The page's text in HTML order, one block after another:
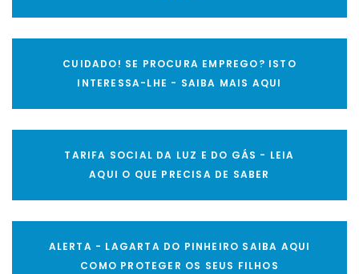
CUIDADO! SE PROCURA EMPREGO? ISTO
INTERESSA-LHE - SAIBA MAIS AQUI
TARIFA SOCIAL DA LUZ E DO GÁS - LEIA
AQUI O QUE PRECISA DE SABER
ALERTA - LAGARTA DO PINHEIRO SAIBA AQUI
COMO PROTEGER OS SEUS FILHOS